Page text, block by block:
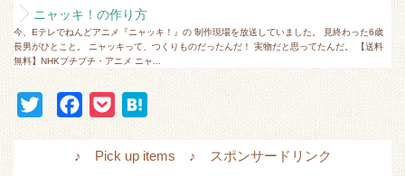
ニャッキ！の作り方
今、Eテレでねんどアニメ『ニャッキ！』の 制作現場を放送していました。 見終わった6歳
長男がひとこと。 ニャッキって、つくりものだったんだ！ 実物だと思ってたんだ。 【送料
無料】NHKプチプチ・アニメ ニャ...
c
t
♪ Pick up items ♪ スポンサードリンク